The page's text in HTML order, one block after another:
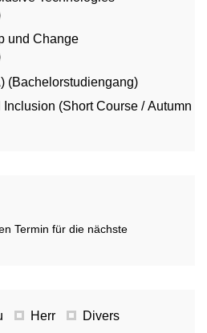
und Change
(Bachelorstudiengang)
(Short Course / Autumn
Termin für die nächste
Herr Divers